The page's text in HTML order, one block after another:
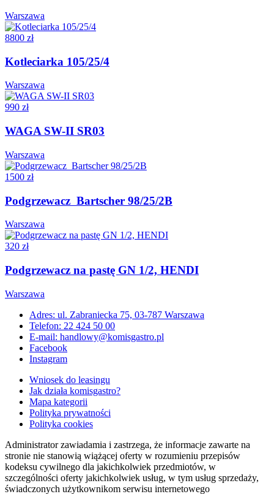
Warszawa
8800 zł
Kotleciarka 105/25/4
Warszawa
990 zł
WAGA SW-II SR03
Warszawa
1500 zł
Podgrzewacz Bartscher 98/25/2B
Warszawa
320 zł
Podgrzewacz na pastę GN 1/2, HENDI
Warszawa
Adres: ul. Zabraniecka 75, 03-787 Warszawa
Telefon: 22 424 50 00
E-mail: handlowy@komisgastro.pl
Facebook
Instagram
Wniosek do leasingu
Jak działa komisgastro?
Mapa kategorii
Polityka prywatności
Polityka cookies
Administrator zawiadamia i zastrzega, że informacje zawarte na
stronie nie stanowią wiążącej oferty w rozumieniu przepisów
kodeksu cywilnego dla jakichkolwiek przedmiotów, w
szczególności oferty jakichkolwiek usług, w tym usług sprzedaży,
świadczonych użytkownikom serwisu internetowego